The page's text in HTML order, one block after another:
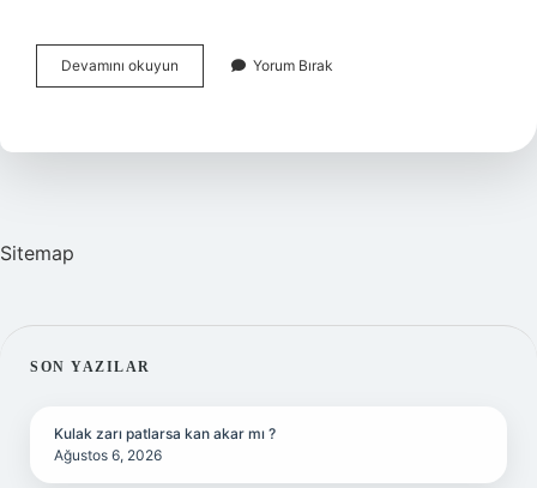
Devamını okuyun
Kaç
Yorum Bırak
Sitemap
SIDEBAR
SON YAZILAR
Kulak zarı patlarsa kan akar mı ?
Ağustos 6, 2026